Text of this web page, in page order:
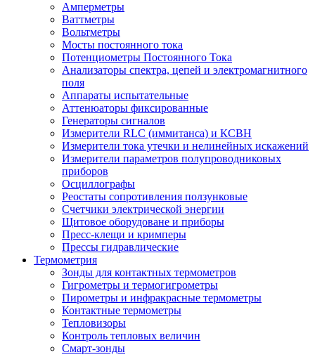
Амперметры
Ваттметры
Вольтметры
Мосты постоянного тока
Потенциометры Постоянного Тока
Анализаторы спектра, цепей и электромагнитного
поля
Аппараты испытательные
Аттенюаторы фиксированные
Генераторы сигналов
Измерители RLC (иммитанса) и КСВН
Измерители тока утечки и нелинейных искажений
Измерители параметров полупроводниковых
приборов
Осциллографы
Реостаты сопротивления ползунковые
Счетчики электрической энергии
Щитовое оборудоване и приборы
Пресс-клещи и кримперы
Прессы гидравлические
Термометрия
Зонды для контактных термометров
Гигрометры и термогигрометры
Пирометры и инфракрасные термометры
Контактные термометры
Тепловизоры
Контроль тепловых величин
Смарт-зонды